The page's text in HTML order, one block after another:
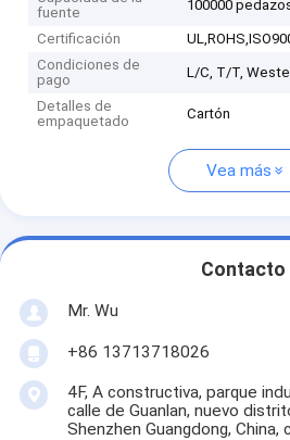
fuente
100000
Certificación
Condiciones de
pago
L/C, T/T,
Detalles de
empaquetado
Cartón
Vea más
Contacto
Mr. Wu
+86 13713718026
4F, A constructiva, parque
calle de Guanlan, nuevo
Shenzhen Guangdong,